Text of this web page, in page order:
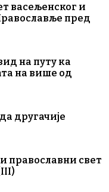
васељенског и
пред
на путу ка
на више од
другачије
православни свет